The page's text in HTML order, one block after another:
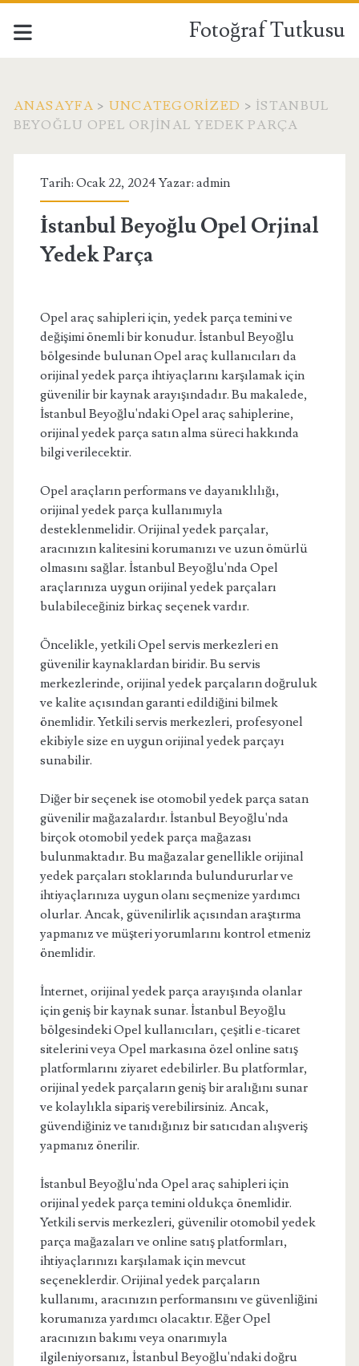
Fotoğraf Tutkusu
ANASAYFA > UNCATEGORIZED > İSTANBUL
BEYOĞLU OPEL ORJINAL YEDEK PARÇA
Tarih: Ocak 22, 2024 Yazar: admin
İstanbul Beyoğlu Opel Orjinal
Yedek Parça
Opel araç sahipleri için, yedek parça temini ve
değişimi önemli bir konudur. İstanbul Beyoğlu
bölgesinde bulunan Opel araç kullanıcıları da
orijinal yedek parça ihtiyaçlarını karşılamak için
güvenilir bir kaynak arayışındadır. Bu makalede,
İstanbul Beyoğlu'ndaki Opel araç sahiplerine,
orijinal yedek parça satın alma süreci hakkında
bilgi verilecektir.
Opel araçların performans ve dayanıklılığı,
orijinal yedek parça kullanımıyla
desteklenmelidir. Orijinal yedek parçalar,
aracınızın kalitesini korumanızı ve uzun ömürlü
olmasını sağlar. İstanbul Beyoğlu'nda Opel
araçlarınıza uygun orijinal yedek parçaları
bulabileceğiniz birkaç seçenek vardır.
Öncelikle, yetkili Opel servis merkezleri en
güvenilir kaynaklardan biridir. Bu servis
merkezlerinde, orijinal yedek parçaların doğruluk
ve kalite açısından garanti edildiğini bilmek
önemlidir. Yetkili servis merkezleri, profesyonel
ekibiyle size en uygun orijinal yedek parçayı
sunabilir.
Diğer bir seçenek ise otomobil yedek parça satan
güvenilir mağazalardır. İstanbul Beyoğlu'nda
birçok otomobil yedek parça mağazası
bulunmaktadır. Bu mağazalar genellikle orijinal
yedek parçaları stoklarında bulundururlar ve
ihtiyaçlarınıza uygun olanı seçmenize yardımcı
olurlar. Ancak, güvenilirlik açısından araştırma
yapmanız ve müşteri yorumlarını kontrol etmeniz
önemlidir.
İnternet, orijinal yedek parça arayışında olanlar
için geniş bir kaynak sunar. İstanbul Beyoğlu
bölgesindeki Opel kullanıcıları, çeşitli e-ticaret
sitelerini veya Opel markasına özel online satış
platformlarını ziyaret edebilirler. Bu platformlar,
orijinal yedek parçaların geniş bir aralığını sunar
ve kolaylıkla sipariş verebilirsiniz. Ancak,
güvendiğiniz ve tanıdığınız bir satıcıdan alışveriş
yapmanız önerilir.
İstanbul Beyoğlu'nda Opel araç sahipleri için
orijinal yedek parça temini oldukça önemlidir.
Yetkili servis merkezleri, güvenilir otomobil yedek
parça mağazaları ve online satış platformları,
ihtiyaçlarınızı karşılamak için mevcut
seçeneklerdir. Orijinal yedek parçaların
kullanımı, aracınızın performansını ve güvenliğini
korumanıza yardımcı olacaktır. Eğer Opel
aracınızın bakımı veya onarımıyla
ilgileniyorsanız, İstanbul Beyoğlu'ndaki doğru